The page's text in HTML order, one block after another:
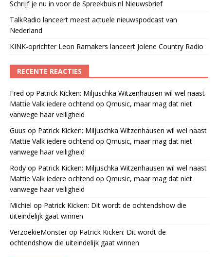
Schrijf je nu in voor de Spreekbuis.nl Nieuwsbrief
TalkRadio lanceert meest actuele nieuwspodcast van
Nederland
KINK-oprichter Leon Ramakers lanceert Jolene Country Radio
RECENTE REACTIES
Fred op Patrick Kicken: Miljuschka Witzenhausen wil wel naast
Mattie Valk iedere ochtend op Qmusic, maar mag dat niet
vanwege haar veiligheid
Guus op Patrick Kicken: Miljuschka Witzenhausen wil wel naast
Mattie Valk iedere ochtend op Qmusic, maar mag dat niet
vanwege haar veiligheid
Rody op Patrick Kicken: Miljuschka Witzenhausen wil wel naast
Mattie Valk iedere ochtend op Qmusic, maar mag dat niet
vanwege haar veiligheid
Michiel op Patrick Kicken: Dit wordt de ochtendshow die
uiteindelijk gaat winnen
VerzoekieMonsterop Patrick Kicken: Dit wordt de
ochtendshow die uiteindelijk gaat winnen